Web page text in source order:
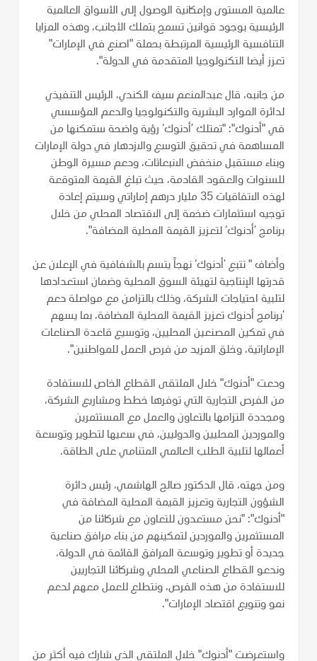
عالمية المستوى وإمكانية الوصول إلى الأسواق العالمية
الرئيسية بوجود قوانين تسمح بتملك الأجانب، وهذه المزايا
التنافسية الرئيسية المرتبطة بحملة "اصنع في الإمارات"
تعزز أيضا التكنولوجيا المتقدمة في الدولة".
من جانبه، قال عبدالمنعم سيف الكندي، الرئيس التنفيذي
لدائرة الموارد البشرية والتكنولوجيا والدعم المؤسسي
في "أدنوك": "تمتلك ’أدنوك‘ رؤية واضحة ستمكنها من
المساهمة في تحقيق التوسع والازدهار في دولة الإمارات
وبناء مستقبل منخفض الانبعاثات، ودعم مسيرة الوطن
للسنوات والعقود القادمة، حيث تبلغ القيمة المتوقعة
لهذه الاتفاقيات 35 مليار درهم إماراتي وسيتم إعادة
توجيه استثمارات ضخمة إلى الاقتصاد المحلي من خلال
برنامج ’أدنوك‘ لتعزيز القيمة المحلية المضافة".
وأضاف " تتبع ’أدنوك‘ نهجاً يتسم بالشفافية في الإعلان عن
قدرتها الإنتاجية لتهيئة السوق المحلية وضمان استعدادها
لتلبية احتياجات الشركة، وذلك بالتزامن مع مواصلة دعم
’برنامج أدنوك تعزيز القيمة المحلية المضافة، بما يسهم
في تمكين المصنعين المحليين، وتوسيع قاعدة الصناعات
الإماراتية، وخلق المزيد من فرص العمل للمواطنين".
ودعت "أدنوك" خلال الملتقى القطاع الخاص للاستفادة
من الفرص التجارية التي توفرها خطط ومشاريع الشركة،
ومجددة التزامها بالتعاون والعمل مع المستثمرين
والموردين المحليين والدوليين، في سعيها لتطوير وتوسعة
أعمالها لتلبية الطلب العالمي المتنامي على الطاقة.
ومن جهته، قال الدكتور صالح الهاشمي، رئيس دائرة
الشؤون التجارية وتعزيز القيمة المحلية المضافة في
"أدنوك": "نحن مستعدون للتعاون مع شركائنا من
المستثمرين والموردين لتمكينهم من بناء مرافق صناعية
جديدة أو تطوير وتوسعة المرافق القائمة في الدولة،
وندعو القطاع الصناعي المحلي وشركائنا التجاريين
للاستفادة من هذه الفرص، ونتطلع للعمل معهم لدعم
نمو وتنويع اقتصاد الإمارات".
واستعرضت "أدنوك" خلال الملتقى الذي شارك فيه أكثر من